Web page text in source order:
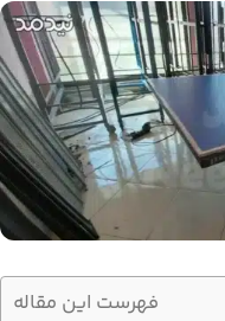
فهرست این مقاله